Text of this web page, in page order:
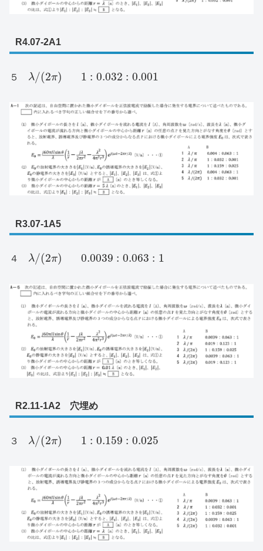
R4.07-2A1
５ λ/(2π) 1 : 0.032 : 0.001
R3.07-1A5
４ λ/(2π) 0.0039 : 0.063 : 1
R2.11-1A2 穴埋め
３ λ/(2π) 1 : 0.159 : 0.025